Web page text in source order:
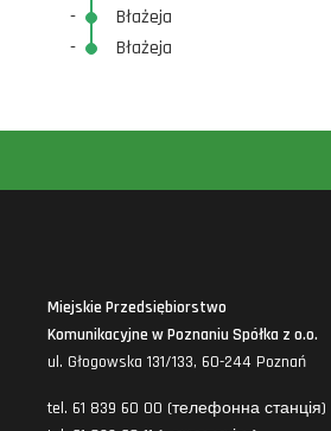
-
Błażeja
-
Błażeja
Miejskie Przedsiębiorstwo
Komunikacyjne w Poznaniu Spółka z o.o.
ul. Głogowska 131/133, 60-244 Poznań
tel. 61 839 60 00 (телефонна станція)